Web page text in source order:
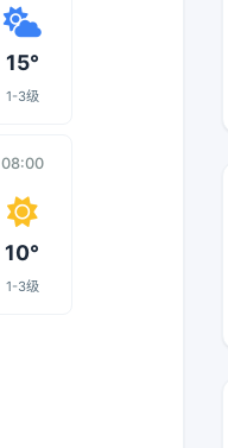
15°
1-3级
08:00
10°
1-3级